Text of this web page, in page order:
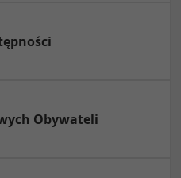
Obywateli